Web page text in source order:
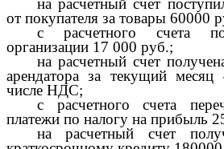
на расчетный счет
от покупателя за товары 60000
с расчетного счета
организации 17 000 руб.;
на расчетный счет
арендатора за текущий
числе НДС;
с расчетного счета
платежи по налогу на прибыль
на расчетный счет